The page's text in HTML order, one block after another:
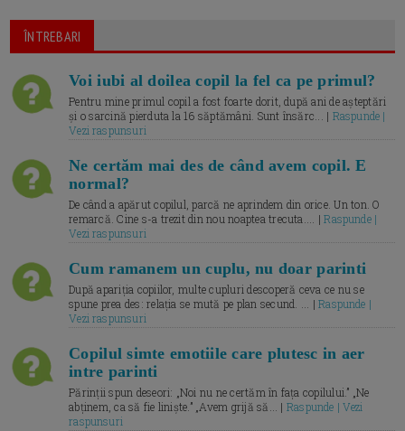
ÎNTREBARI
Voi iubi al doilea copil la fel ca pe primul?
Pentru mine primul copil a fost foarte dorit, după ani de așteptări
și o sarcină pierduta la 16 săptămâni. Sunt însărc... | Raspunde |
Vezi raspunsuri
Ne certăm mai des de când avem copil. E
normal?
De când a apărut copilul, parcă ne aprindem din orice. Un ton. O
remarcă. Cine s-a trezit din nou noaptea trecuta.... |Raspunde |
Vezi raspunsuri
Cum ramanem un cuplu, nu doar parinti
După apariția copiilor, multe cupluri descoperă ceva ce nu se
spune prea des: relația se mută pe plan secund. ... |Raspunde |
Vezi raspunsuri
Copilul simte emotiile care plutesc in aer
intre parinti
Părinții spun deseori: „Noi nu ne certăm în fața copilului.” „Ne
abținem, ca să fie liniște.” „Avem grijă să... | Raspunde | Vezi
raspunsuri